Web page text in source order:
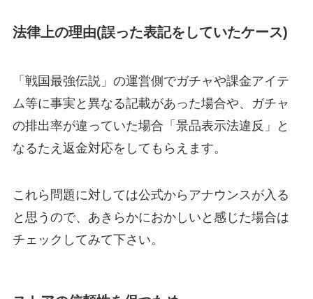
法律上の理由(誤った表記をしていたケース)
「戦国最強伝説」の運営側でガチャや課金アイテ
ム等に事実と異なる記載があった場合や、ガチャ
の排出率が違っていた場合「景品表示法違反」と
なるたえ返金対応をしてもらえます。
これら問題に対しては公式からアナウンスが入る
と思うので、あきらかにおかしいと感じた場合は
チェックしてみて下さい。